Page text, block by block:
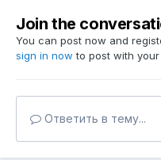
Join the
You can post now and
sign in now to post with
Ответить в тему...